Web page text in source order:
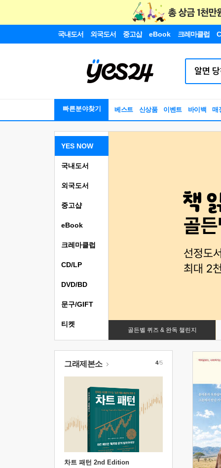
국내도서 외국도서 중고샵 eBook 크레마클럽
빠른분야찾기 베스트 신상품 이벤트 바이백 매
YES NOW
골든벨 퀴즈 & 완독 챌린지
국내도서
외국도서
중고샵
eBook
크레마클럽
CD/LP
DVD/BD
문구/GIFT
티켓
그래제본소
차트 패턴 2nd Edition
4/5